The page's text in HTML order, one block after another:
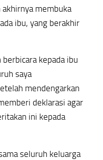
akhirnya membuka
ibu, yang berakhir
kepada ibu
saya
mendengarkan
deklarasi agar
ini kepada
seluruh keluarga